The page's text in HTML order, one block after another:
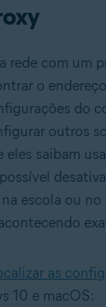
rede com um
o
do
outros
eles saibam
escola ou
as
10 e macOS: